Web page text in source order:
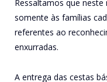
Ressaltamos que
somente às famílias
referentes ao
enxurradas.
A entrega das cestas